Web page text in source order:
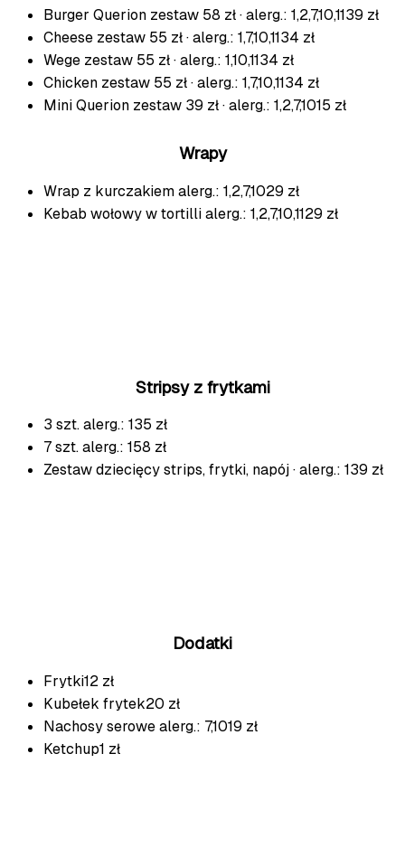
Burger Querion zestaw 58 zł · alerg.: 1,2,7,10,1139 zł
Cheese zestaw 55 zł · alerg.: 1,7,10,1134 zł
Wege zestaw 55 zł · alerg.: 1,10,1134 zł
Chicken zestaw 55 zł · alerg.: 1,7,10,1134 zł
Mini Querion zestaw 39 zł · alerg.: 1,2,7,1015 zł
Wrapy
Wrap z kurczakiemalerg.: 1,2,7,1029 zł
Kebab wołowy w tortillialerg.: 1,2,7,10,1129 zł
Stripsy z frytkami
3 szt.alerg.: 135 zł
7 szt.alerg.: 158 zł
Zestaw dziecięcystrips, frytki, napój · alerg.: 139 zł
Dodatki
Frytki12 zł
Kubełek frytek20 zł
Nachosy serowealerg.: 7,1019 zł
Ketchup1 zł